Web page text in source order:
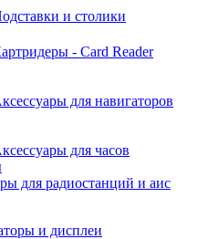
и столики
- Card Reader
для навигаторов
для часов
для радиостанций и аис
и дисплеи